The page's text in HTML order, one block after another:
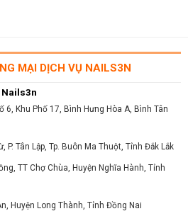
MẠI DỊCH VỤ NAILS3N
Nails3n
Khu Phố 17, Bình Hưng Hòa A, Bình Tân
P. Tân Lập, Tp. Buôn Ma Thuột, Tỉnh Đắk Lắk
TT Chợ Chùa, Huyện Nghĩa Hành, Tỉnh
Huyện Long Thành, Tỉnh Đồng Nai